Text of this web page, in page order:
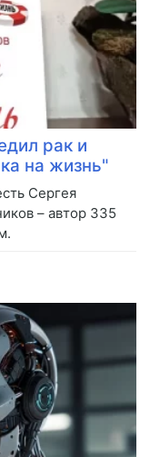
рак и
на жизнь"
Сергея
– автор 335